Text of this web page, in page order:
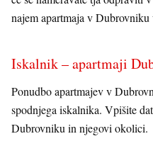
najem apartmaja v Dubrovniku
Iskalnik – apartmaji
Ponudbo apartmajev v
spodnjega iskalnika. Vpišite
Dubrovniku in njegovi okolici.